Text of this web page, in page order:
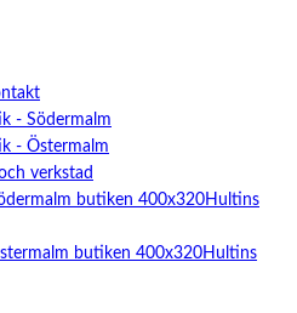
- Södermalm
- Östermalm
verkstad
Hultins
Hultins